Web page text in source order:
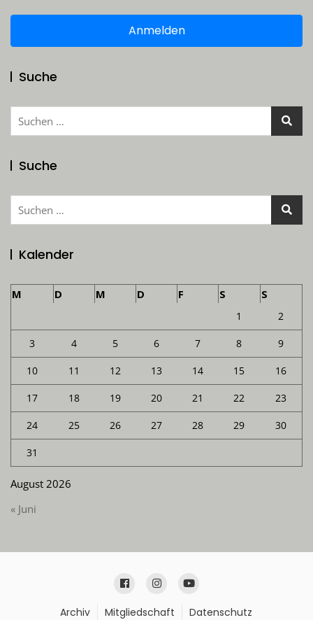
Anmelden
Suche
Suchen
Suche
Suchen
Kalender
August 2026
M D M D F S S
1 2
3 4 5 6 7 8 9
10 11 12 13 14 15 16
17 18 19 20 21 22 23
24 25 26 27 28 29 30
31
« Juni
Archiv Mitgliedschaft Datenschutz